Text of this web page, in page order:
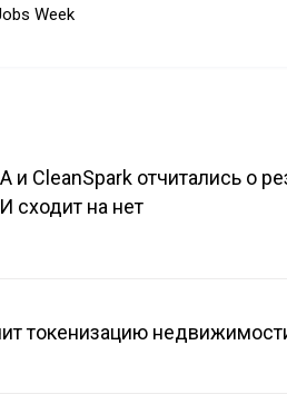
Week
CleanSpark отчитались о
сходит на нет
токенизацию